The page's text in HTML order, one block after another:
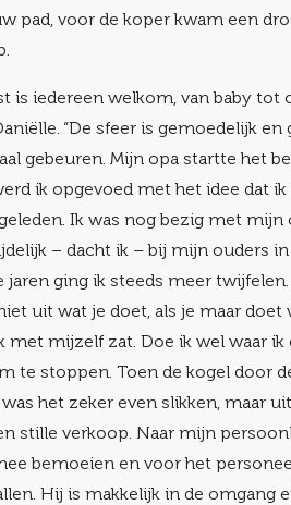
pad, voor de koper kwam een
is iedereen welkom, van baby
“De sfeer is gemoedelijk
gebeuren. Mijn opa startte het
ik opgevoed met het idee dat
Ik was nog bezig met mijn
– dacht ik – bij mijn ouders
jaren ging ik steeds meer
uit wat je doet, als je maar doet
met mijzelf zat. Doe ik wel waar ik
te stoppen. Toen de kogel door
het zeker even slikken, maar
stille verkoop. Naar mijn
bemoeien en voor het
Hij is makkelijk in de omgang